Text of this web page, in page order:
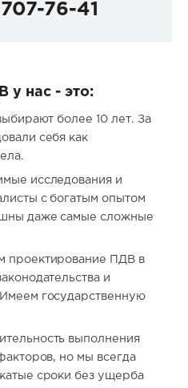
76-41
у нас - это:
более 10 лет. За
себя как
исследования и
с богатым опытом
даже самые сложные
проектирование ПДВ в
и
государственную
выполнения
но мы всегда
сроки без ущерба